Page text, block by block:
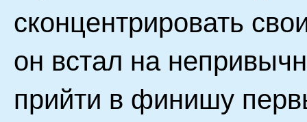
сконцентрировать
он встал на
прийти в финишу